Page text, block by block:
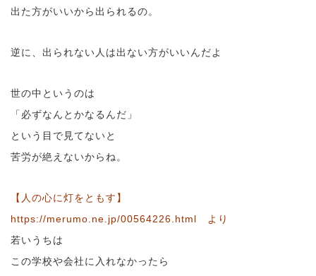
出た方がいいから出られるの。
逆に、出られない人は出ない方がいいんだよ
世の中というのは
「必ずなんとかなるんだ」
という目で見てないと
苦労が絶えないからね。
【人の心に灯をともす】
https://merumo.ne.jp/00564226.html より
若いうちは
この学校や会社に入れなかったら